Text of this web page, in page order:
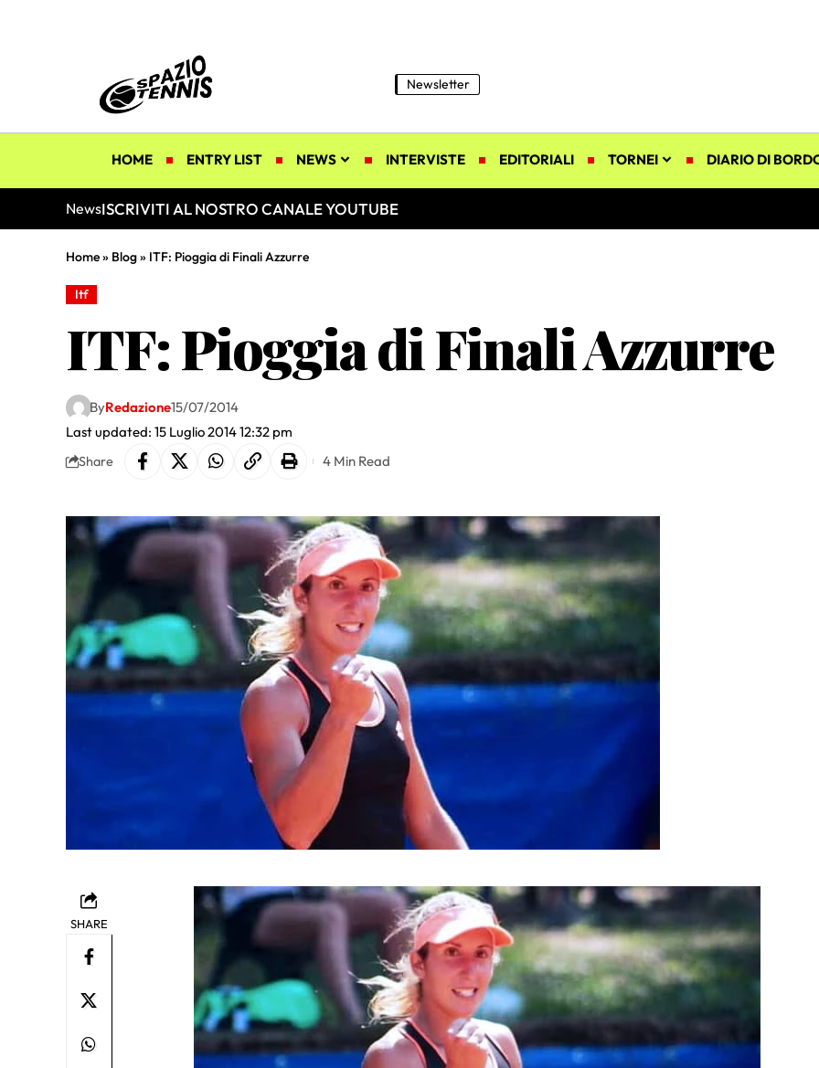
Newsletter
HOME ENTRY LIST NEWS INTERVISTE EDITORIALI TORNEI DIARIO DI
NewsISCRIVITI AL NOSTRO CANALE YOUTUBE
Home» Blog» ITF: Pioggia di Finali Azzurre
Itf
ITF: Pioggia di Finali Azzurre
Last updated: 15 Luglio 2014 12:32 pm
ByRedazione15/07/2014
Share 4 Min Read
SHARE